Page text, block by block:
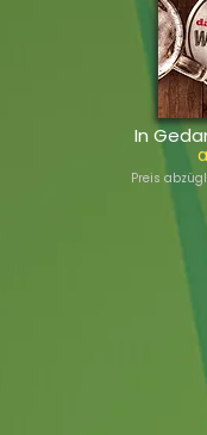
In
Preis